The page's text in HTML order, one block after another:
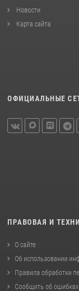
Новости
Карта сайта
ОФИЦИАЛЬНЫЕ
ПРАВОВАЯ И
О сайте
Об использовании
Правила обработки
Сообщить об ошибках